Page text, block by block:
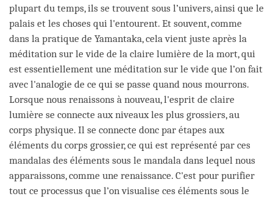
plupart du temps, ils se trouvent sous l’univers, ainsi que le
palais et les choses qui l'entourent. Et souvent, comme
dans la pratique de Yamantaka, cela vient juste après la
méditation sur le vide de la claire lumière de la mort, qui
est essentiellement une méditation sur le vide que l’on fait
avec l'analogie de ce qui se passe quand nous mourrons.
Lorsque nous renaissons à nouveau, l'esprit de claire
lumière se connecte aux niveaux les plus grossiers, au
corps physique. Il se connecte donc par étapes aux
éléments du corps grossier, ce qui est représenté par ces
mandalas des éléments sous le mandala dans lequel nous
apparaissons, comme une renaissance. C'est pour purifier
tout ce processus que l’on visualise ces éléments sous le